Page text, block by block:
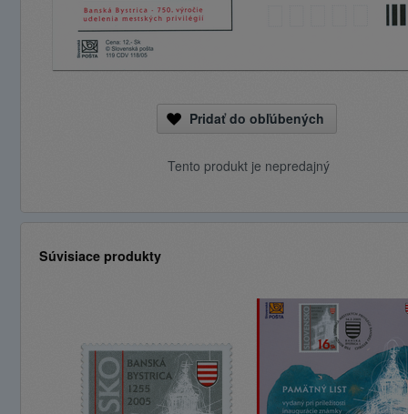
Pridať do obľúbených
Tento produkt je nepredajný
Súvisiace produkty